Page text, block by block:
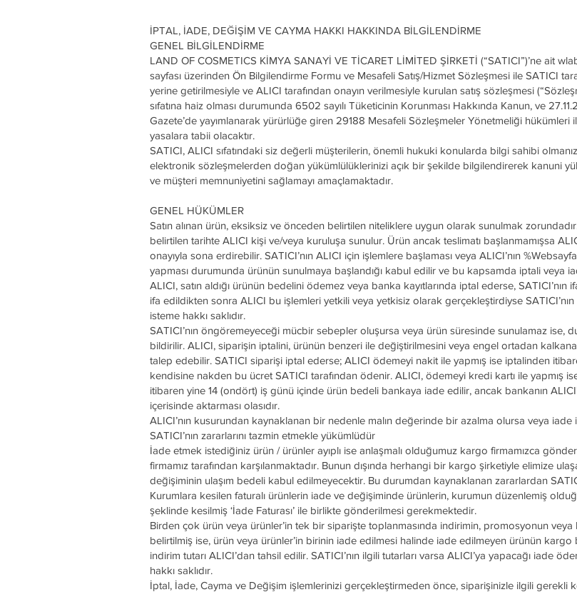
İPTAL, İADE, DEĞİŞİM VE CAYMA HAKKI HAKKINDA BİLGİLENDİRME
GENEL BİLGİLENDİRME
LAND OF COSMETICS KİMYA SANAYİ VE TİCARET LİMİTED ŞİRKETİ (“SATICI”)’ne ait
sayfası üzerinden Ön Bilgilendirme Formu ve Mesafeli Satış/Hizmet Sözleşmesi ile SATICI
yerine getirilmesiyle ve ALICI tarafından onayın verilmesiyle kurulan satış sözleşmesi
sıfatına haiz olması durumunda 6502 sayılı Tüketicinin Korunması Hakkında Kanun, ve
Gazete’de yayımlanarak yürürlüğe giren 29188 Mesafeli Sözleşmeler Yönetmeliği hükümleri
yasalara tabii olacaktır.
SATICI, ALICI sıfatındaki siz değerli müşterilerin, önemli hukuki konularda bilgi sahibi
elektronik sözleşmelerden doğan yükümlülüklerinizi açık bir şekilde bilgilendirerek kanuni
ve müşteri memnuniyetini sağlamayı amaçlamaktadır.
GENEL HÜKÜMLER
Satın alınan ürün, eksiksiz ve önceden belirtilen niteliklere uygun olarak sunulmak
belirtilen tarihte ALICI kişi ve/veya kuruluşa sunulur. Ürün ancak teslimatı başlanmamışsa
onayıyla sona erdirebilir. SATICI’nın ALICI için işlemlere başlaması veya ALICI’nın
yapması durumunda ürünün sunulmaya başlandığı kabul edilir ve bu kapsamda iptali veya
ALICI, satın aldığı ürünün bedelini ödemez veya banka kayıtlarında iptal ederse,
ifa edildikten sonra ALICI bu işlemleri yetkili veya yetkisiz olarak gerçekleştirdiyse
isteme hakkı saklıdır.
SATICI’nın öngöremeyeceği mücbir sebepler oluşursa veya ürün süresinde sunulamaz ise,
bildirilir. ALICI, siparişin iptalini, ürünün benzeri ile değiştirilmesini veya engel ortadan
talep edebilir. SATICI siparişi iptal ederse; ALICI ödemeyi nakit ile yapmış ise iptalinden
kendisine nakden bu ücret SATICI tarafından ödenir. ALICI, ödemeyi kredi kartı ile yapmış
itibaren yine 14 (ondört) iş günü içinde ürün bedeli bankaya iade edilir, ancak bankanın
içerisinde aktarması olasıdır.
ALICI’nın kusurundan kaynaklanan bir nedenle malın değerinde bir azalma olursa veya iade
SATICI’nın zararlarını tazmin etmekle yükümlüdür
İade etmek istediğiniz ürün / ürünler ayıplı ise anlaşmalı olduğumuz kargo firmamızca
firmamız tarafından karşılanmaktadır. Bunun dışında herhangi bir kargo şirketiyle elimize
değişiminin ulaşım bedeli kabul edilmeyecektir. Bu durumdan kaynaklanan zararlardan
Kurumlara kesilen faturalı ürünlerin iade ve değişiminde ürünlerin, kurumun düzenlemiş
şeklinde kesilmiş ‘İade Faturası’ ile birlikte gönderilmesi gerekmektedir.
Birden çok ürün veya ürünler’in tek bir siparişte toplanmasında indirimin, promosyonun
belirtilmiş ise, ürün veya ürünler’in birinin iade edilmesi halinde iade edilmeyen ürünün
indirim tutarı ALICI’dan tahsil edilir. SATICI’nın ilgili tutarları varsa ALICI’ya yapacağı iade
hakkı saklıdır.
İptal, İade, Cayma ve Değişim işlemlerinizi gerçekleştirmeden önce, siparişinizle ilgili gerekli